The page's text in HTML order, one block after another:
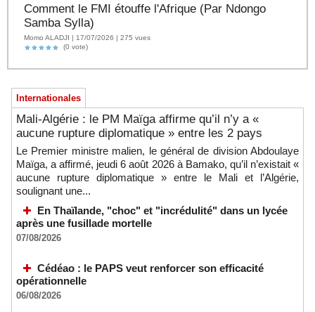
Comment le FMI étouffe l'Afrique (Par Ndongo
Samba Sylla)
Momo ALADJI | 17/07/2026 | 275 vues
(0 vote)
Internationales
Mali-Algérie : le PM Maïga affirme qu’il n’y a «
aucune rupture diplomatique » entre les 2 pays
Le Premier ministre malien, le général de division Abdoulaye
Maïga, a affirmé, jeudi 6 août 2026 à Bamako, qu’il n’existait «
aucune rupture diplomatique » entre le Mali et l’Algérie,
soulignant une...
En Thaïlande, "choc" et "incrédulité" dans un lycée
après une fusillade mortelle
07/08/2026
Cédéao : le PAPS veut renforcer son efficacité
opérationnelle
06/08/2026